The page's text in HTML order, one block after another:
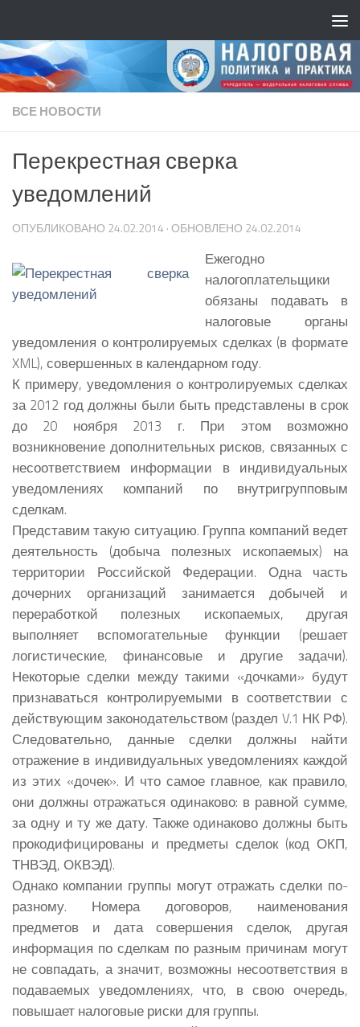
ВСЕ НОВОСТИ
Перекрестная сверка
уведомлений
ОПУБЛИКОВАНО 24.02.2014 · ОБНОВЛЕНО 24.02.2014
Ежегодно
налогоплательщики
обязаны подавать в
налоговые органы
уведомления о контролируемых сделках (в формате
XML), совершенных в календарном году.
К примеру, уведомления о контролируемых сделках
за 2012 год должны были быть представлены в срок
до 20 ноября 2013 г. При этом возможно
возникновение дополнительных рисков, связанных с
несоответствием информации в индивидуальных
уведомлениях компаний по внутригрупповым
сделкам.
Представим такую ситуацию. Группа компаний ведет
деятельность (добыча полезных ископаемых) на
территории Российской Федерации. Одна часть
дочерних организаций занимается добычей и
переработкой полезных ископаемых, другая
выполняет вспомогательные функции (решает
логистические, финансовые и другие задачи).
Некоторые сделки между такими «дочками» будут
признаваться контролируемыми в соответствии с
действующим законодательством (раздел V.1 НК РФ).
Следовательно, данные сделки должны найти
отражение в индивидуальных уведомлениях каждой
из этих «дочек». И что самое главное, как правило,
они должны отражаться одинаково: в равной сумме,
за одну и ту же дату. Также одинаково должны быть
прокодифицированы и предметы сделок (код ОКП,
ТНВЭД, ОКВЭД).
Однако компании группы могут отражать сделки по-
разному. Номера договоров, наименования
предметов и дата совершения сделок, другая
информация по сделкам по разным причинам могут
не совпадать, а значит, возможны несоответствия в
подаваемых уведомлениях, что, в свою очередь,
повышает налоговые риски для группы.